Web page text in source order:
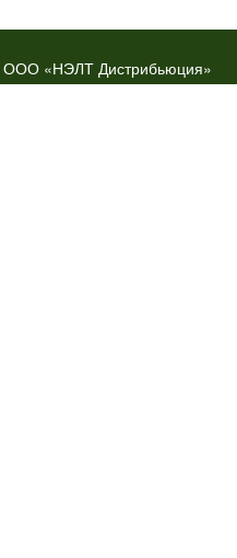
ООО «НЭЛТ Дистрибьюция»